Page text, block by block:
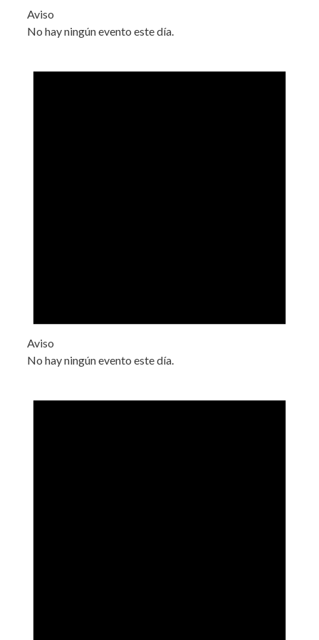
Aviso
No hay ningún evento este día.
Aviso
No hay ningún evento este día.